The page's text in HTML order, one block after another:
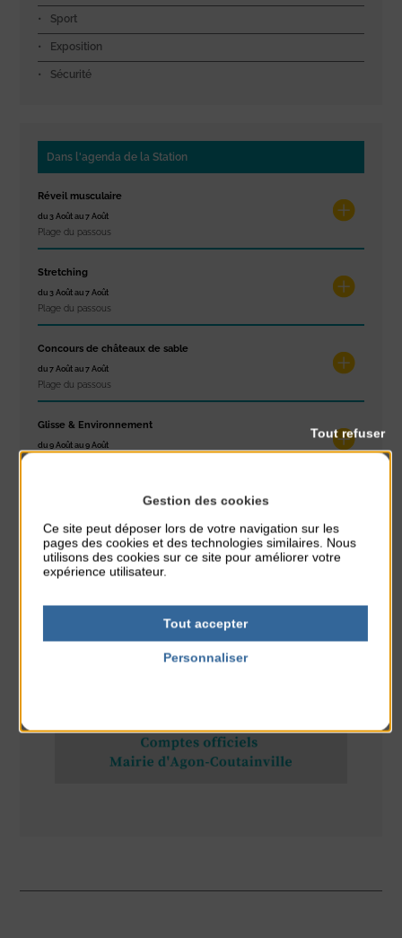
Sport
Exposition
Sécurité
Dans l'agenda de la Station
Réveil musculaire
du 3 Août au 7 Août
Plage du passous
Stretching
du 3 Août au 7 Août
Plage du passous
Concours de châteaux de sable
du 7 Août au 7 Août
Plage du passous
Glisse & Environnement
du 9 Août au 9 Août
du 9 Août au 9 Août
Place du Général de Gaulle
Gestion des cookies
Ce site peut déposer lors de votre navigation sur les
pages des cookies et des technologies similaires. Nous
utilisons des cookies sur ce site pour améliorer votre
expérience utilisateur.
Tout accepter
Tout refuser
Personnaliser